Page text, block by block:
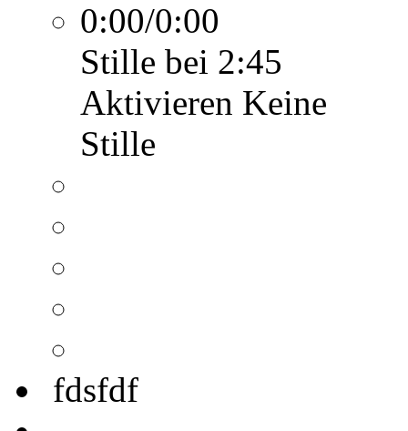
0:00/0:00
Stille bei 2:45
Aktivieren Keine
Stille
fdsfdf